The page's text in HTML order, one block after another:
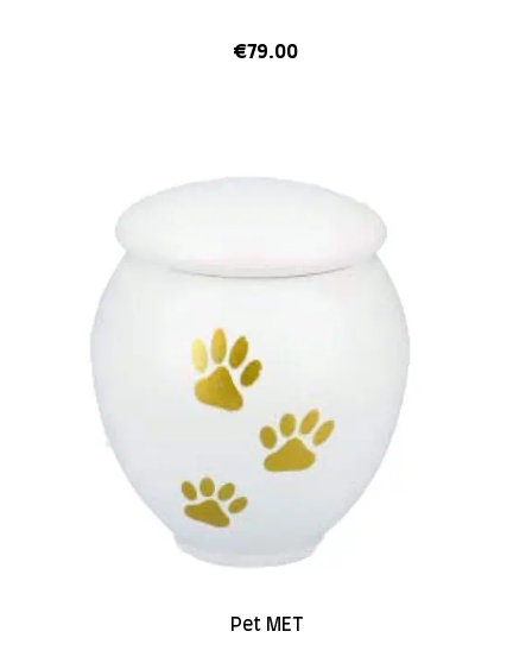
€79.00
Pet MET